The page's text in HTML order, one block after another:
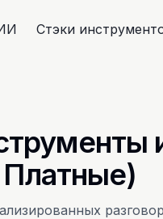
Стэки